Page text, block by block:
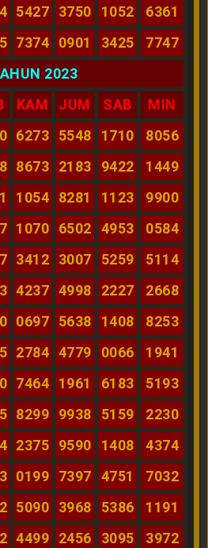
5427 3750 1052
6361
7374 0901 3425
7747
2023
KAM JUM SAB
MIN
6273 5548 1710
8056
8673 2183 9422
1449
1054 8281 1123
9900
1070 6502 4953
0584
3412 3007 5259
5114
4237 4998 2227
2668
0697 5638 1408
8253
2784 4779 0066
1941
7464 1961 6183
5193
8299 9938 5159
2230
2375 9590 1408
4374
0199 7397 4751
7032
5090 3968 5386
1191
4499 2456 3095
3972